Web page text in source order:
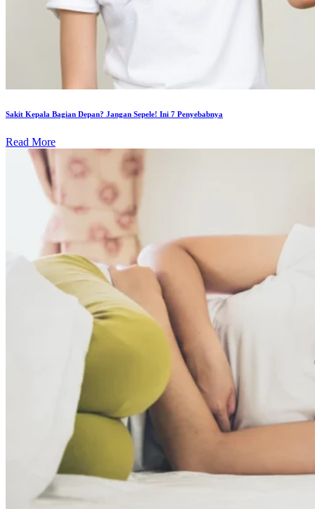
Sakit Kepala Bagian Depan? Jangan Sepele! Ini 7 Penyebabnya
Read More